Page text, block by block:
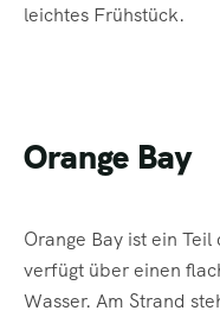
leichtes Frühstück.
Orange Bay
Orange Bay ist ein
verfügt über einen
Wasser. Am Strand